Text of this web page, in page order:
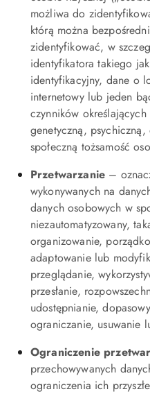
możliwa do
którą można
zidentyfikować, w
identyfikatora takiego
identyfikacyjny, dane o
internetowy lub jeden
czynników
genetyczną,
społeczną tożsamość
Przetwarzanie –
wykonywanych na
danych osobowych w
niezautomatyzowany,
organizowanie,
adaptowanie lub
przeglądanie,
przesłanie,
udostępnianie,
ograniczanie, usuwanie
Ograniczenie
przechowywanych
ograniczenia ich